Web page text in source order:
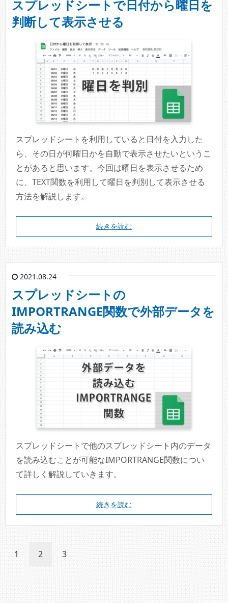
スプレッドシートで日付から曜日を
判断して表示させる
スプレッドシートを利用していると日付を入力した
ら、その日が何曜日かを自動で表示させたいというこ
とがあると思います。今回は曜日を表示させるため
に、TEXT関数を利用して曜日を判別して表示させる
方法を解説します。
続きを読む
2021.08.24
スプレッドシートの
IMPORTRANGE関数で外部データを
読み込む
スプレッドシートで他のスプレッドシート内のデータ
を読み込むことが可能なIMPORTRANGE関数につい
て詳しく解説していきます。
続きを読む
1 2 3